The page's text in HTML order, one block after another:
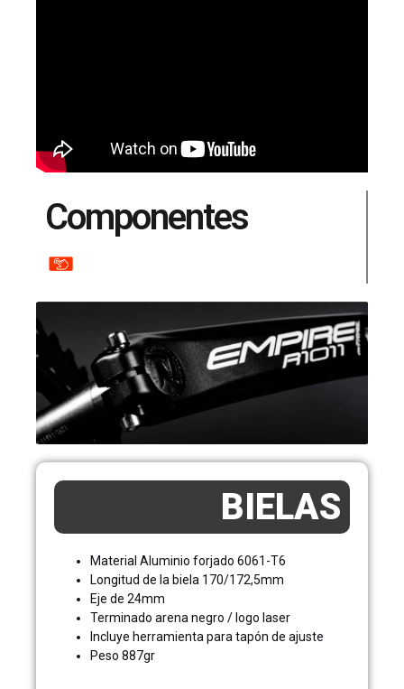
Componentes
BIELAS
Material Aluminio forjado 6061-T6
Longitud de la biela 170/172,5mm
Eje de 24mm
Terminado arena negro / logo laser
Incluye herramienta para tapón de ajuste
Peso 887gr